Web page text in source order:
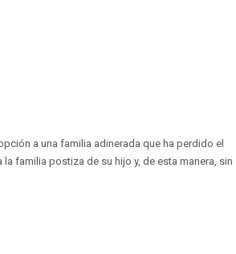
a una familia adinerada que ha perdido el
familia postiza de su hijo y, de esta manera, sin